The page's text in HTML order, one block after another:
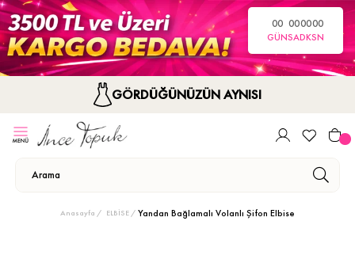
00
GÜN
00
SA
00
DK
00
SN
GÖRDÜĞÜNÜZÜN AYNISI
Anasayfa ELBİSE Yandan Bağlamalı Volanlı Şifon Elbise